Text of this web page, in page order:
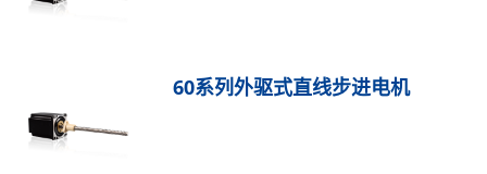
60系列外驱式直线步进电机